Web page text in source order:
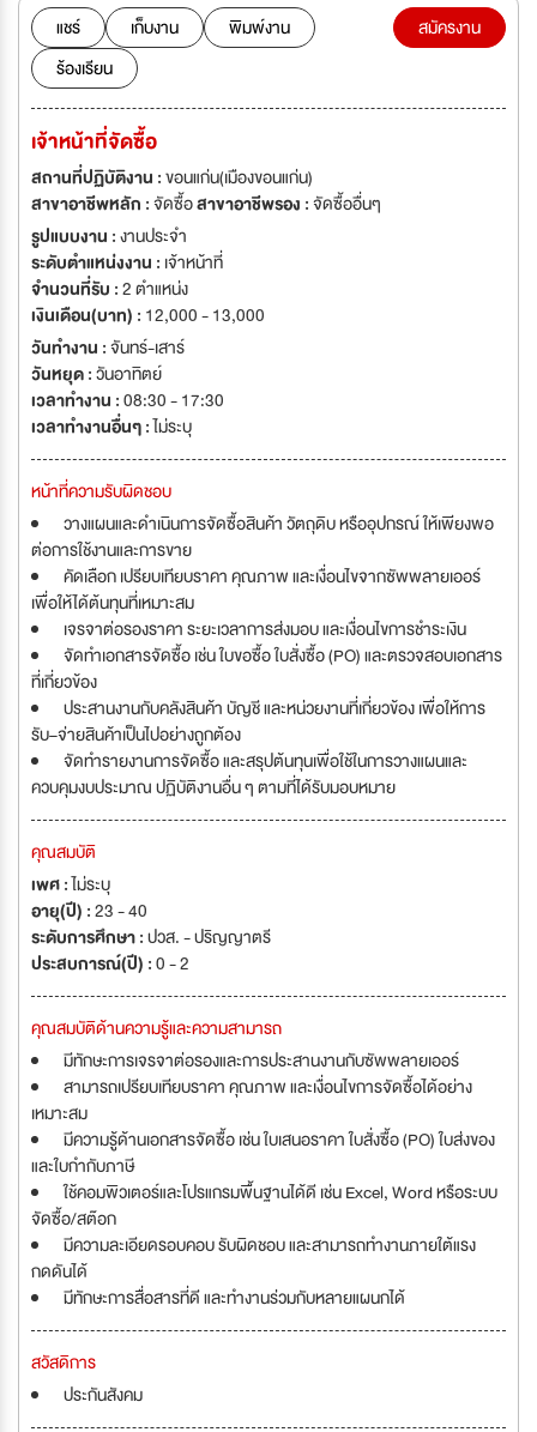
แชร์ เก็บงาน
พิมพ์งาน
ร้องเรียน
สมัครงาน
เจ้าหน้าที่จัดซื้อ
สถานที่ปฏิบัติงาน :ขอนแก่น(เมืองขอนแก่น)
สาขาอาชีพหลัก :จัดซื้อสาขาอาชีพรอง :จัดซื้ออื่นๆ
รูปแบบงาน :งานประจำ
ระดับตำแหน่งงาน : เจ้าหน้าที่
จำนวนที่รับ :2 ตำแหน่ง
เงินเดือน(บาท) : 12,000 - 13,000
วันทำงาน :จันทร์-เสาร์
วันหยุด :วันอาทิตย์
เวลาทำงาน :08:30 - 17:30
เวลาทำงานอื่นๆ :ไม่ระบุ
หน้าที่ความรับผิดชอบ
วางแผนและดำเนินการจัดซื้อสินค้า วัตถุดิบ หรืออุปกรณ์ ให้เพียงพอ
ต่อการใช้งานและการขาย
คัดเลือก เปรียบเทียบราคา คุณภาพ และเงื่อนไขจากซัพพลายเออร์
เพื่อให้ได้ต้นทุนที่เหมาะสม
เจรจาต่อรองราคา ระยะเวลาการส่งมอบ และเงื่อนไขการชำระเงิน
จัดทำเอกสารจัดซื้อ เช่น ใบขอซื้อ ใบสั่งซื้อ (PO) และตรวจสอบเอกสาร
ที่เกี่ยวข้อง
ประสานงานกับคลังสินค้า บัญชี และหน่วยงานที่เกี่ยวข้อง เพื่อให้การ
รับ–จ่ายสินค้าเป็นไปอย่างถูกต้อง
จัดทำรายงานการจัดซื้อ และสรุปต้นทุนเพื่อใช้ในการวางแผนและ
ควบคุมงบประมาณ ปฏิบัติงานอื่น ๆ ตามที่ได้รับมอบหมาย
คุณสมบัติ
เพศ :ไม่ระบุ
อายุ(ปี) :23 - 40
ระดับการศึกษา :ปวส. - ปริญญาตรี
ประสบการณ์(ปี) :0 - 2
คุณสมบัติด้านความรู้และความสามารถ
มีทักษะการเจรจาต่อรองและการประสานงานกับซัพพลายเออร์
สามารถเปรียบเทียบราคา คุณภาพ และเงื่อนไขการจัดซื้อได้อย่าง
เหมาะสม
มีความรู้ด้านเอกสารจัดซื้อ เช่น ใบเสนอราคา ใบสั่งซื้อ (PO) ใบส่งของ
และใบกำกับภาษี
ใช้คอมพิวเตอร์และโปรแกรมพื้นฐานได้ดี เช่น Excel, Word หรือระบบ
จัดซื้อ/สต๊อก
มีความละเอียดรอบคอบ รับผิดชอบ และสามารถทำงานภายใต้แรง
กดดันได้
มีทักษะการสื่อสารที่ดี และทำงานร่วมกับหลายแผนกได้
สวัสดิการ
ประกันสังคม